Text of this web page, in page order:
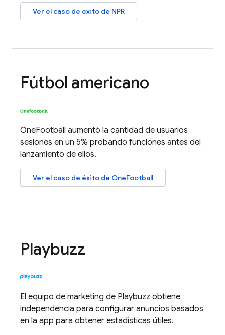
Ver el caso de éxito de NPR
Fútbol americano
OneFootball aumentó la cantidad de usuarios
sesiones en un 5% probando funciones antes del
lanzamiento de ellos.
Ver el caso de éxito de OneFootball
Playbuzz
El equipo de marketing de Playbuzz obtiene
independencia para configurar anuncios basados
en la app para obtener estadísticas útiles.